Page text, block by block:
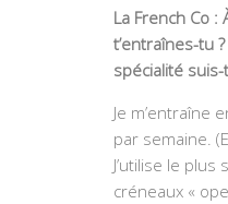
La French Co
t’entraînes-tu
spécialité suis-
Je m’entraîne
par semaine.
J’utilise le plus
créneaux «